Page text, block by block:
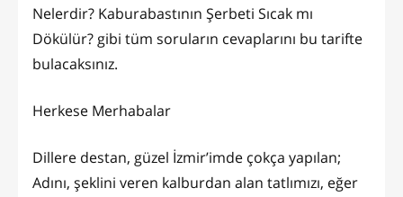
Nelerdir? Kaburabastının Şerbeti Sıcak mı
Dökülür? gibi tüm soruların cevaplarını bu tarifte
bulacaksınız.
Herkese Merhabalar
Dillere destan, güzel İzmir’imde çokça yapılan;
Adını, şeklini veren kalburdan alan tatlımızı, eğer